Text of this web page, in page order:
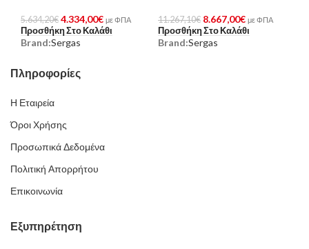
5.634,20€ 4.334,00€ με ΦΠΑ
Προσθήκη Στο Καλάθι
Brand:Sergas
11.267,10€ 8.667,00€ με ΦΠΑ
Προσθήκη Στο Καλάθι
Brand:Sergas
Πληροφορίες
Η Εταιρεία
Όροι Χρήσης
Προσωπικά Δεδομένα
Πολιτική Απορρήτου
Επικοινωνία
Εξυπηρέτηση